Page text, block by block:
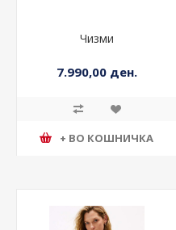
Чизми
7.990,00 ден.
+ ВО КОШНИЧКА